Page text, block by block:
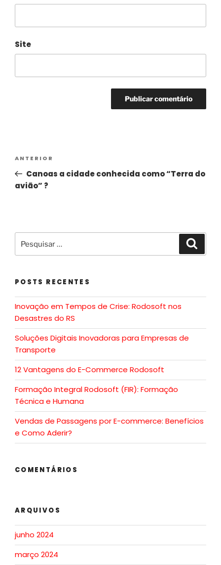
Site
ANTERIOR
Canoas a cidade conhecida como “Terra do
avião” ?
POSTS RECENTES
Inovação em Tempos de Crise: Rodosoft nos
Desastres do RS
Soluções Digitais Inovadoras para Empresas de
Transporte
12 Vantagens do E-Commerce Rodosoft
Formação Integral Rodosoft (FIR): Formação
Técnica e Humana
Vendas de Passagens por E-commerce: Benefícios
e Como Aderir?
COMENTÁRIOS
ARQUIVOS
junho 2024
março 2024